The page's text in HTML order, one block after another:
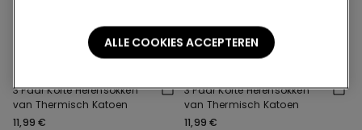
3 Paar Korte Herensokken
van Thermisch Katoen
11,99 €
3 Paar Korte Herensokken
van Thermisch Katoen
11,99 €
ALLE COOKIES ACCEPTEREN